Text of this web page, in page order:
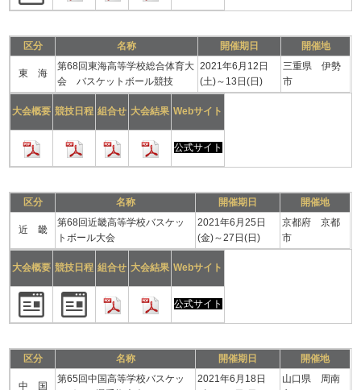
区分 名称 開催期日 開催地
東 海
第68回東海高等学校総合体育大
会 バスケットボール競技
2021年6月12日
(土)～13日(日)
三重県 伊勢
市
大会概要 競技日程 組合せ 大会結果 Webサイト
公式サイト
区分 名称 開催期日 開催地
近 畿
第68回近畿高等学校バスケッ
トボール大会
2021年6月25日
(金)～27日(日)
京都府 京都
市
大会概要 競技日程 組合せ 大会結果 Webサイト
公式サイト
区分 名称 開催期日 開催地
中 国
第65回中国高等学校バスケッ
2021年6月18日
山口県 周南